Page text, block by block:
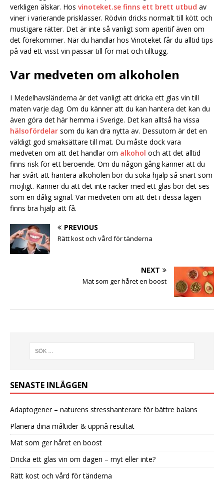
verkligen älskar. Hos vinoteket.se finns ett brett utbud av
viner i varierande prisklasser. Rödvin dricks normalt till kött och
mustigare rätter. Det är inte så vanligt som aperitif även om
det förekommer. När du handlar hos Vinoteket får du alltid tips
på vad ett visst vin passar till för mat och tilltugg.
Var medveten om alkoholen
I Medelhavsländerna är det vanligt att dricka ett glas vin till
maten varje dag. Om du känner att du kan hantera det kan du
även göra det här hemma i Sverige. Det kan alltså ha vissa
hälsofördelar som du kan dra nytta av. Dessutom är det en
väldigt god smaksättare till mat. Du måste dock vara
medveten om att det handlar om alkohol och att det alltid
finns risk för ett beroende. Om du någon gång känner att du
har svårt att hantera alkoholen bör du söka hjälp så snart som
möjligt. Känner du att det inte räcker med ett glas bör det ses
som en dålig signal. Var medveten om att det i dessa lägen
finns bra hjälp att få.
PREVIOUS
Rätt kost och vård för tänderna
NEXT
Mat som ger håret en boost
SENASTE INLÄGGEN
Adaptogener – naturens stresshanterare för bättre balans
Planera dina måltider & uppnå resultat
Mat som ger håret en boost
Dricka ett glas vin om dagen – myt eller inte?
Rätt kost och vård för tänderna